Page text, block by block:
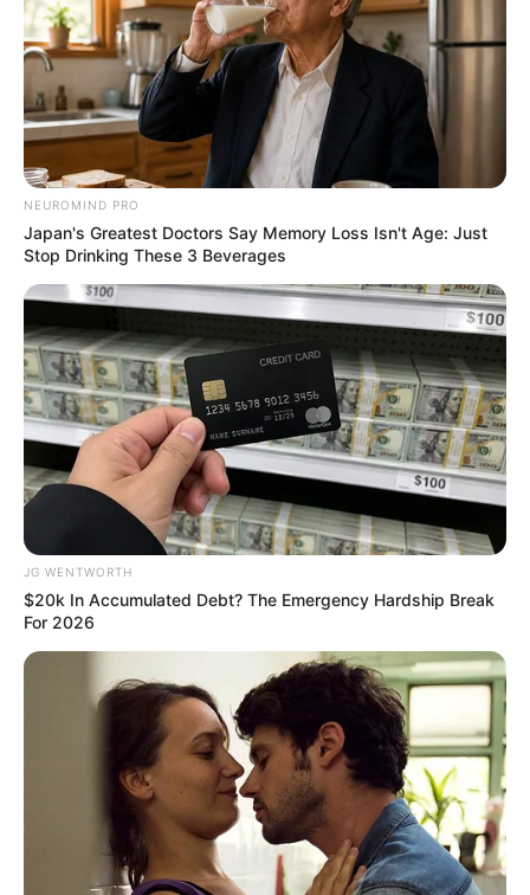
Erase Joint Agony In 7 Days With This Simple Trick!
It's Genius
FORGE BODY
Guatemala Dental
GUATEMALA DENTAL
Over 50 And Struggling With Knee Stiffness? Don't
NEUROMIND PRO
Japan's Greatest Doctors Say Memory Loss Isn't Age: Just
Stop Drinking These 3 Beverages
JG WENTWORTH
$20k In Accumulated Debt? The Emergency Hardship Break
For 2026